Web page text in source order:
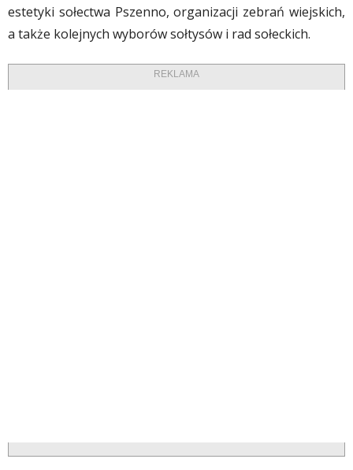
estetyki sołectwa Pszenno, organizacji zebrań wiejskich,
a także kolejnych wyborów sołtysów i rad sołeckich.
REKLAMA